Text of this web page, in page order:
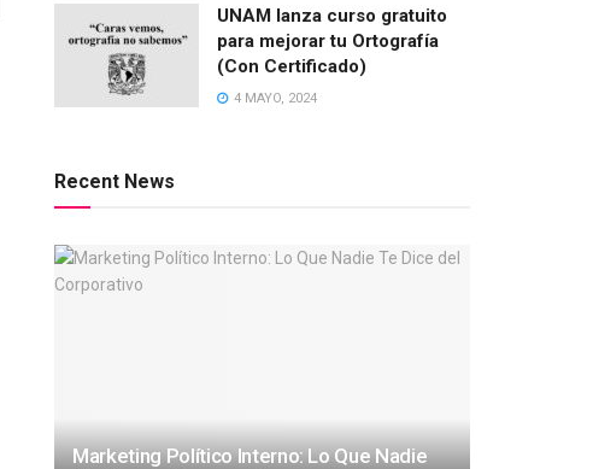
UNAM lanza curso gratuito
para mejorar tu Ortografía
(Con Certificado)
4 MAYO, 2024
Recent News
Marketing Político Interno: Lo Que Nadie